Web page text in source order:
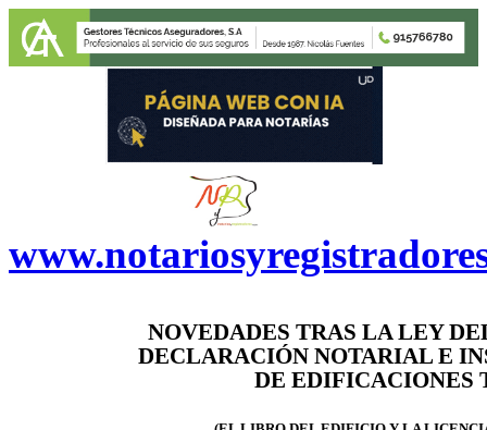
NOVEDADES TRAS LA LEY
DECLARACIÓN NOTARIAL E
DE EDIFICACIONES